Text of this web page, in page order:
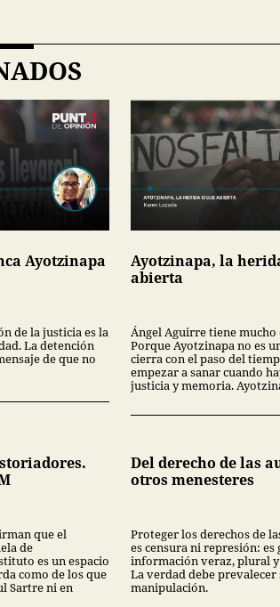
Ayotzinapa
de la justicia es la
La detención
de que no
Ayotzinapa, la
abierta
Ángel Aguirre tiene
Porque Ayotzinapa no es
cierra con el paso del
empezar a sanar cuando
justicia y memoria.
que el
de
es un espacio
como de los que
Sartre ni en
Del derecho de las
otros menesteres
Proteger los derechos de
es censura ni represión:
información veraz, plural
La verdad debe prevalecer
manipulación.